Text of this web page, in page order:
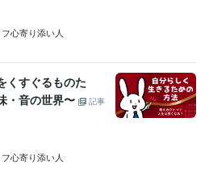
アドバイザー/カウンセラー
ナラ【レギュラーランク】に昇格 ■求人
ル
■関西テレビ、深夜討論番組レギュ
ン」読者モデル ■雑誌「ぴあ」読者モ
■【男性心理】男が必要
【男性心理】男が彼女といて一番うれし
】男が女性を好きになる瞬間はいつ、
心寄り添い人
くすぐるものた
・音の世界〜
記事
心寄り添い人